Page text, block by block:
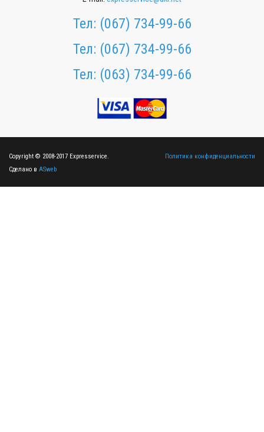
Тел: (067) 734-99-66
Тел: (067) 734-99-66
Тел: (063) 734-99-66
Copyright © 2008-2017 Expresservice.
Сделано в ASweb
Политика конфиденциальности